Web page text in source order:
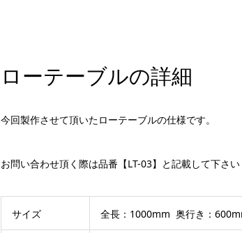
ローテーブルの詳細
今回製作させて頂いたローテーブルの仕様です。
お問い合わせ頂く際は品番【LT-03】と記載して下さい
サイズ 全長：1000mm 奥行き：